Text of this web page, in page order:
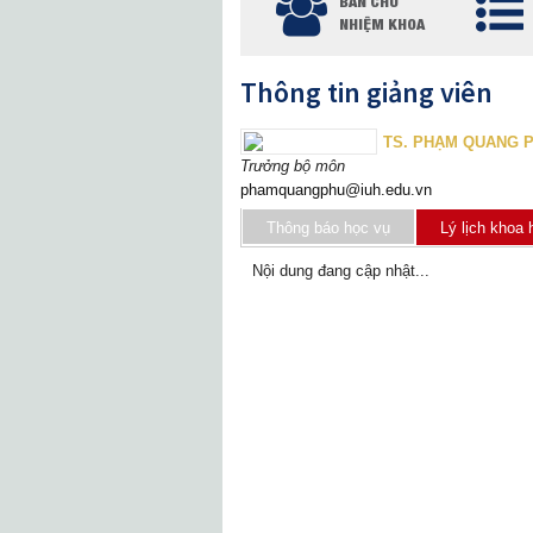
NHIỆM KHOA
Thông tin giảng viên
TS. PHẠM QUANG
Trưởng bộ môn
phamquangphu@iuh.edu.vn
Thông báo học vụ Lý lịch khoa
Nội dung đang cập nhật...